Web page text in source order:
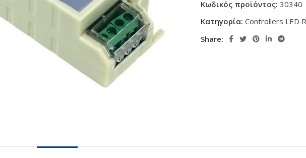
Κωδικός προϊόντος: 30340
Κατηγορία: Controllers LED
Share: